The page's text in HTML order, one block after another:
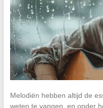
Melodiën hebben altijd de
weten te vangen, en onder